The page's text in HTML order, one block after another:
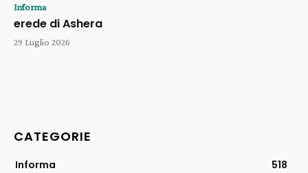
Informa
erede di Ashera
29 Luglio 2026
CATEGORIE
Informa
518